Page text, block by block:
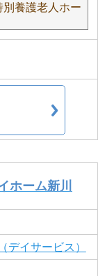
養護老人ホー
ホーム新川
デイサービス）